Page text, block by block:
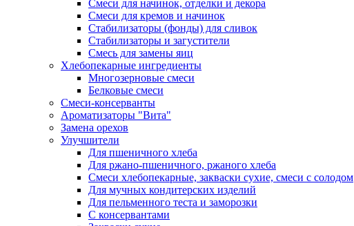
Смеси для начинок, отделки и декора
Смеси для кремов и начинок
Стабилизаторы (фонды) для сливок
Стабилизаторы и загустители
Смесь для замены яиц
Хлебопекарные ингредиенты
Многозерновые смеси
Белковые смеси
Смеси-консерванты
Ароматизаторы "Вита"
Замена орехов
Улучшители
Для пшеничного хлеба
Для ржано-пшеничного, ржаного хлеба
Смеси хлебопекарные, закваски сухие, смеси с солодом
Для мучных кондитерских изделий
Для пельменного теста и заморозки
С консервантами